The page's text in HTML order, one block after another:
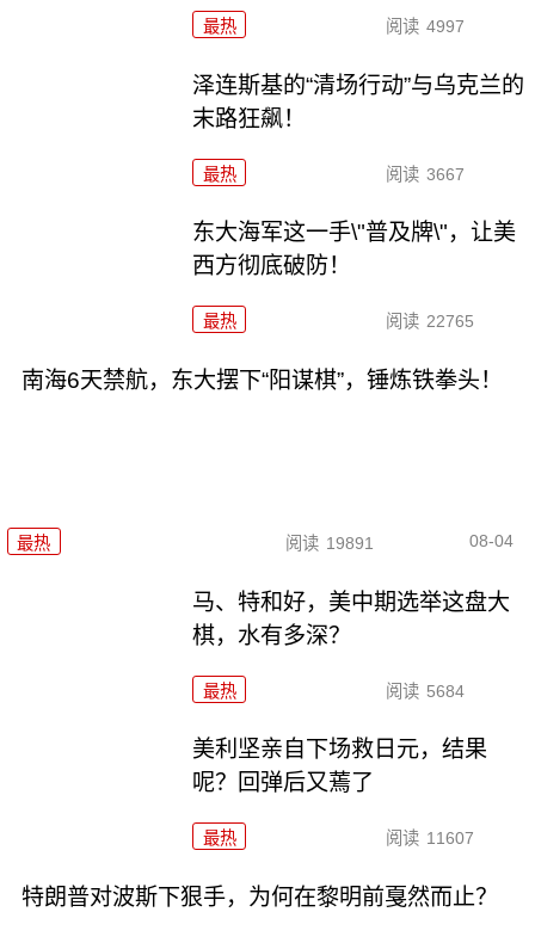
最热 阅读 4997
泽连斯基的“清场行动”与乌克兰的
末路狂飙！
最热 阅读 3667
东大海军这一手\"普及牌\"，让美
西方彻底破防！
最热 阅读 22765
南海6天禁航，东大摆下“阳谋棋”，锤炼铁拳头！
最热 阅读 19891 08-04
马、特和好，美中期选举这盘大
棋，水有多深？
最热 阅读 5684
美利坚亲自下场救日元，结果
呢？回弹后又蔫了
最热 阅读 11607
特朗普对波斯下狠手，为何在黎明前戛然而止？